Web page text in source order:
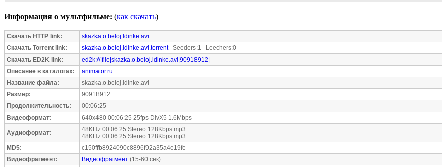
Информация о мультфильме: (как скачать)
Скачать HTTP link:
skazka.o.beloj.ldinke.avi
Скачать Torrent link:
skazka.o.beloj.ldinke.avi.torrentSeeders:1 Leechers:0
Скачать ED2K link:
ed2k://|file|skazka.o.beloj.ldinke.avi|90918912|
Описание в каталогах:
animator.ru
Название файла:
skazka.o.beloj.ldinke.avi
Размер:
90918912
Продолжительность:
00:06:25
Видеоформат:
640x480 00:06:25 25fps DivX5 1.6Mbps
Аудиоформат:
48KHz 00:06:25 Stereo 128Kbps mp3
48KHz 00:06:25 Stereo 128Kbps mp3
MD5:
c150ffb8924090c8896f92a35a4e19fe
Видеофрагмент:
Видеофрагмент (15-60 сек)